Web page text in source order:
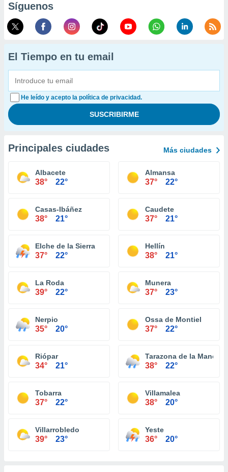
Síguenos
El Tiempo en tu email
He leído y acepto la política de privacidad.
Principales ciudades Más ciudades
Albacete
38° 22°
Almansa
37° 22°
Casas-Ibáñez
38° 21°
Caudete
37° 21°
Elche de la Sierra
37° 22°
Hellín
38° 21°
La Roda
39° 22°
Munera
37° 23°
Nerpio
35° 20°
Ossa de Montiel
37° 22°
Riópar
34° 21°
Tarazona de la Mancha
38° 22°
Tobarra
37° 22°
Villamalea
38° 20°
Villarrobledo
39° 23°
Yeste
36° 20°